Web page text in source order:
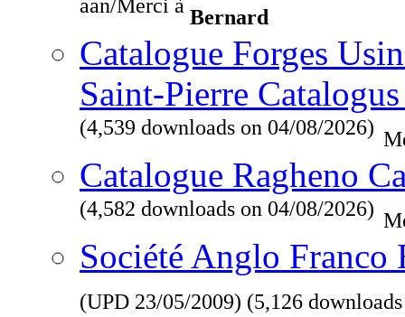
aan/Merci à Bernard
Catalogue Forges
Saint-Pierre
(4,539 downloads on 04/08/2026)
Catalogue Ragheno
(4,582 downloads on 04/08/2026)
Société Anglo
(UPD 23/05/2009) (5,126